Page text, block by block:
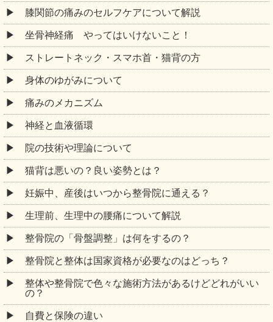
膝関節の痛みのセルフケアについて解説
坐骨神経痛 やってはいけないこと！
ストレートネック・スマホ首・猫背の方
身体のゆがみについて
痛みのメカニズム
神経と血液循環
院の技術や理論について
猫背は悪いの？良い姿勢とは？
妊娠中、産後はいつから整骨院に通える？
生理前、生理中の腰痛について解説
整骨院の「骨盤調整」は何をするの？
整骨院と整体は国家資格が必要なのはどっち？
整体や整骨院で色々な施術方法があるけどどれがいい
の？
自費と保険の違い